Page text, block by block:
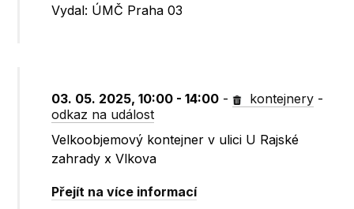
Vydal: ÚMČ Praha 03
03. 05. 2025, 10:00 - 14:00 - kontejnery -
odkaz na událost
Velkoobjemový kontejner v ulici U Rajské
zahrady x Vlkova
Přejít na více informací